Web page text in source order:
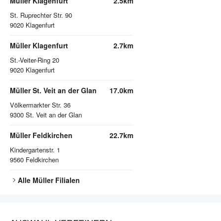
St. Ruprechter Str. 90
9020 Klagenfurt
Müller Klagenfurt
St.-Veiter-Ring 20
9020 Klagenfurt
2.7km
Müller St. Veit an der Glan
Völkermarkter Str. 36
9300 St. Veit an der Glan
17.0km
Müller Feldkirchen
Kindergartenstr. 1
9560 Feldkirchen
22.7km
Alle MüllerFilialen